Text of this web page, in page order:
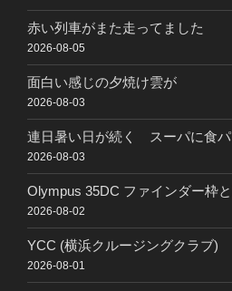
赤い列車がまた走ってました
2026-08-05
面白い感じの夕焼け雲が
2026-08-03
連日暑い日が続く スーパに食
2026-08-03
Olympus 35DC ファインダー枠
2026-08-02
YCC (横浜クルージングクラブ)
2026-08-01